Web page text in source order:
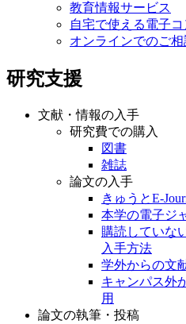
教育情報サービス
自宅で使える電子
オンラインでのご相
研究支援
文献・情報の入手
研究費での購入
図書
雑誌
論文の入手
きゅうとE-
本学の電子ジ
購読していな
入手方法
学外からの文
キャンパス外
用
論文の執筆・投稿